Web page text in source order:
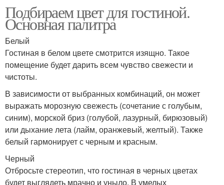
Подбираем цвет для гостиной.
Основная палитра
Белый
Гостиная в белом цвете смотрится изящно. Такое
помещение будет дарить всем чувство свежести и
чистоты.
В зависимости от выбранных комбинаций, он может
выражать морозную свежесть (сочетание с голубым,
синим), морской бриз (голубой, лазурный, бирюзовый)
или дыхание лета (лайм, оранжевый, желтый). Также
белый гармонирует с черным и красным.
Черный
Отбросьте стереотип, что гостиная в черных цветах
будет выглядеть мрачно и уныло. В умелых